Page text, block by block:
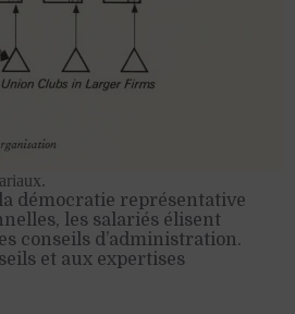
démocratie représentative
les salariés élisent
conseils d’administration.
et aux expertises